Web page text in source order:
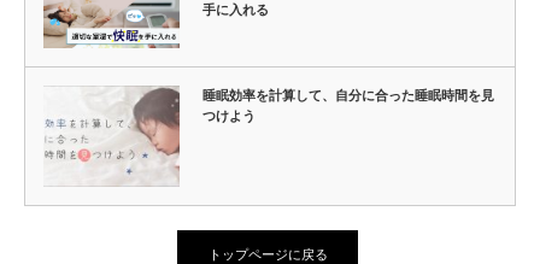
手に入れる
睡眠効率を計算して、自分に合った睡眠時間を見
つけよう
トップページに戻る